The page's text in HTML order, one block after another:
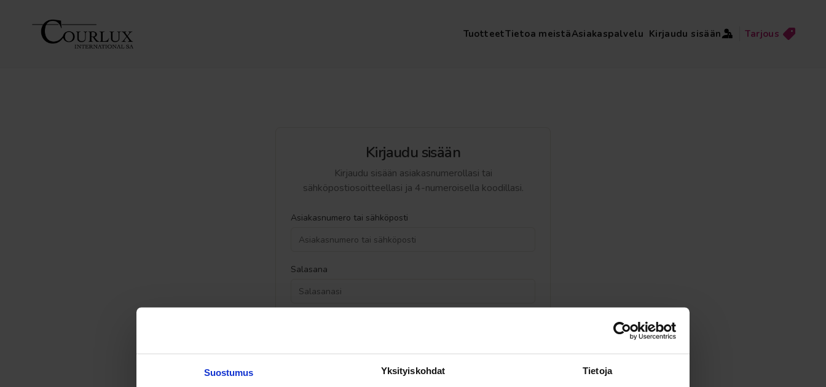
Suostumus Yksityiskohdat Tietoja
TuotteetTietoa meistäAsiakaspalvelu Kirjaudu sisään Tarjous
Kirjaudu sisään
Kirjaudu sisään asiakasnumerollasi tai
sähköpostiosoitteellasi ja 4-numeroisella koodillasi.
Asiakasnumero tai sähköposti
Salasana